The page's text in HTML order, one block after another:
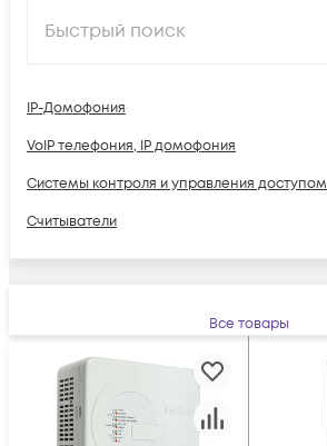
IP-Домофония
VoIP телефония, IP домофония
Системы контроля и управления доступом
Считыватели
Все товары